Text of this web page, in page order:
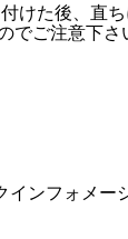
けた後、直ち
でご注意下さ
ンフォメー